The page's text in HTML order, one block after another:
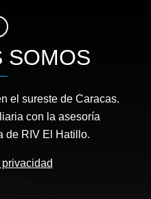
SOMOS
el sureste de Caracas.
con la asesoría
de RIV El Hatillo.